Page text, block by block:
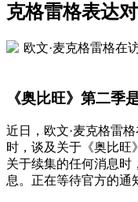
克格雷格表达
《奥比旺》第二季
近日，欧文·麦克格雷
时，谈及关于《奥比旺
关于续集的任何消息时
息。正在等待官方的通